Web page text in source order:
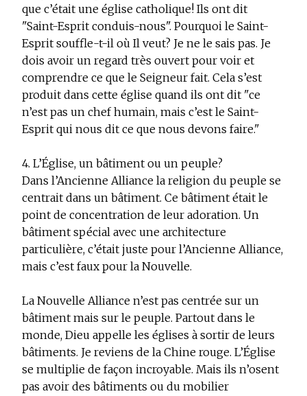
que c’était une église catholique! Ils ont dit
"Saint-Esprit conduis-nous". Pourquoi le Saint-
Esprit souffle-t-il où Il veut? Je ne le sais pas. Je
dois avoir un regard très ouvert pour voir et
comprendre ce que le Seigneur fait. Cela s’est
produit dans cette église quand ils ont dit "ce
n’est pas un chef humain, mais c’est le Saint-
Esprit qui nous dit ce que nous devons faire."
4. L’Église, un bâtiment ou un peuple?
Dans l’Ancienne Alliance la religion du peuple se
centrait dans un bâtiment. Ce bâtiment était le
point de concentration de leur adoration. Un
bâtiment spécial avec une architecture
particulière, c’était juste pour l’Ancienne Alliance,
mais c’est faux pour la Nouvelle.
La Nouvelle Alliance n’est pas centrée sur un
bâtiment mais sur le peuple. Partout dans le
monde, Dieu appelle les églises à sortir de leurs
bâtiments. Je reviens de la Chine rouge. L’Église
se multiplie de façon incroyable. Mais ils n’osent
pas avoir des bâtiments ou du mobilier